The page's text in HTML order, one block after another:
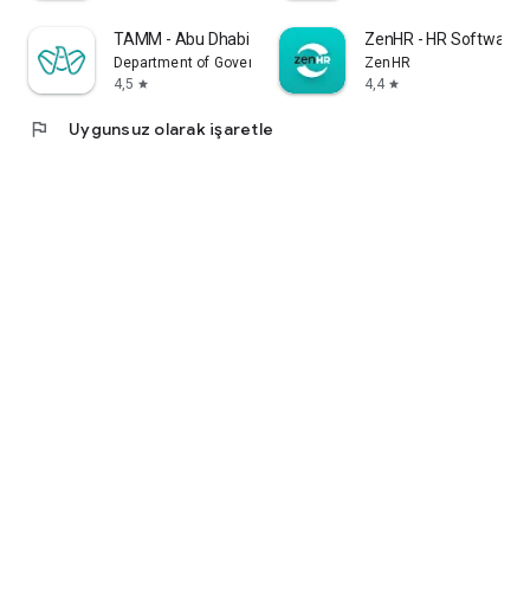
TAMM - Abu Dhabi Government
Department of Government Enablement
4,5 star
ZenHR - HR Software
ZenHR
4,4 star
flag Uygunsuz olarak işaretle